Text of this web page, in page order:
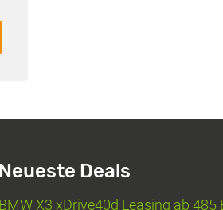
Neueste Deals
BMW X3 xDrive40d Leasing ab 485